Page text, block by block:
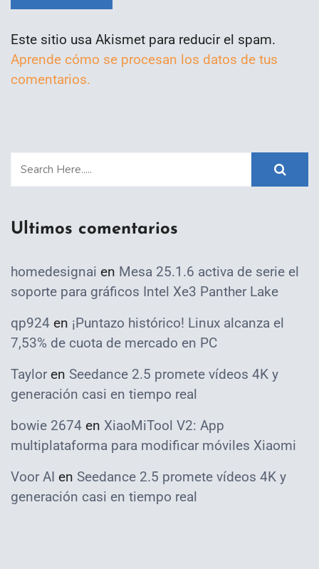
Este sitio usa Akismet para reducir el spam.
Aprende cómo se procesan los datos de tus
comentarios.
Ultimos comentarios
homedesignai en Mesa 25.1.6 activa de serie el
soporte para gráficos Intel Xe3 Panther Lake
qp924 en ¡Puntazo histórico! Linux alcanza el
7,53% de cuota de mercado en PC
Taylor en Seedance 2.5 promete vídeos 4K y
generación casi en tiempo real
bowie 2674 en XiaoMiTool V2: App
multiplataforma para modificar móviles Xiaomi
Voor AI en Seedance 2.5 promete vídeos 4K y
generación casi en tiempo real